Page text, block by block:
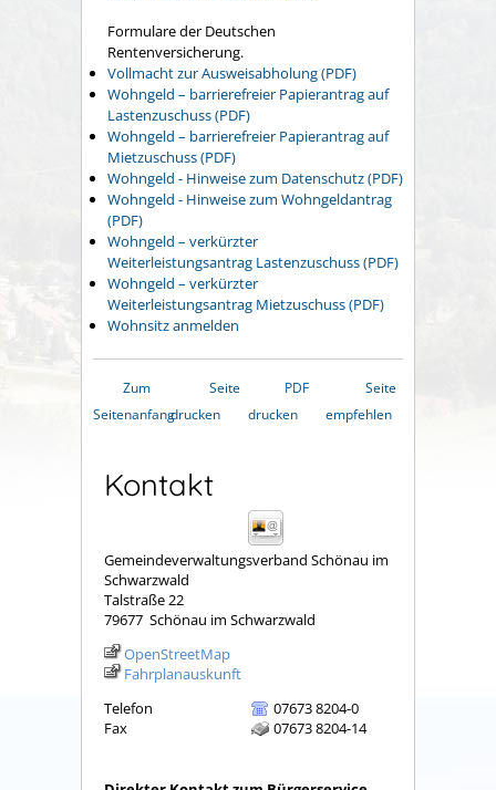
Formulare der Deutschen
Rentenversicherung.
Vollmacht zur Ausweisabholung (PDF)
Wohngeld – barrierefreier Papierantrag auf
Lastenzuschuss (PDF)
Wohngeld – barrierefreier Papierantrag auf
Mietzuschuss (PDF)
Wohngeld - Hinweise zum Datenschutz (PDF)
Wohngeld - Hinweise zum Wohngeldantrag
(PDF)
Wohngeld – verkürzter
Weiterleistungsantrag Lastenzuschuss (PDF)
Wohngeld – verkürzter
Weiterleistungsantrag Mietzuschuss (PDF)
Wohnsitz anmelden
Zum
Seitenanfang
Seite
drucken
PDF
drucken
Seite
empfehlen
Kontakt
Gemeindeverwaltungsverband Schönau im
Schwarzwald
Talstraße 22
79677 Schönau im Schwarzwald
OpenStreetMap
Fahrplanauskunft
Telefon
07673 8204-0
Fax
07673 8204-14